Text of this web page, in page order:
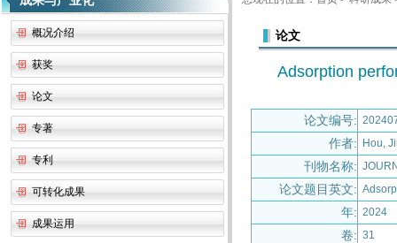
概况介绍
获奖
论文
专著
专利
可转化成果
成果运用
论文
Adsorption
论文编号:
作者: Hou,
刊物名称:
论文题目英文:
年: 2024
卷: 31